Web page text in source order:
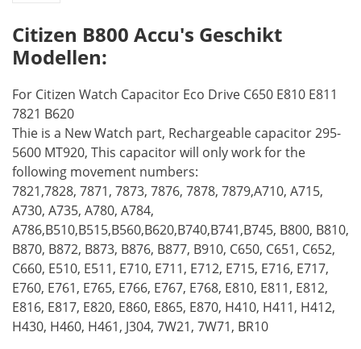
Citizen B800 Accu's Geschikt
Modellen:
For Citizen Watch Capacitor Eco Drive C650 E810 E811
7821 B620
Thie is a New Watch part, Rechargeable capacitor 295-
5600 MT920, This capacitor will only work for the
following movement numbers:
7821,7828, 7871, 7873, 7876, 7878, 7879,A710, A715,
A730, A735, A780, A784,
A786,B510,B515,B560,B620,B740,B741,B745, B800, B810,
B870, B872, B873, B876, B877, B910, C650, C651, C652,
C660, E510, E511, E710, E711, E712, E715, E716, E717,
E760, E761, E765, E766, E767, E768, E810, E811, E812,
E816, E817, E820, E860, E865, E870, H410, H411, H412,
H430, H460, H461, J304, 7W21, 7W71, BR10